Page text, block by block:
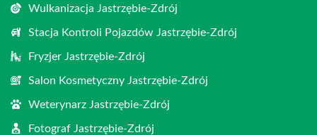
Wulkanizacja Jastrzębie-Zdrój
Stacja Kontroli Pojazdów Jastrzębie-Zdrój
Fryzjer Jastrzębie-Zdrój
Salon Kosmetyczny Jastrzębie-Zdrój
Weterynarz Jastrzębie-Zdrój
Fotograf Jastrzębie-Zdrój